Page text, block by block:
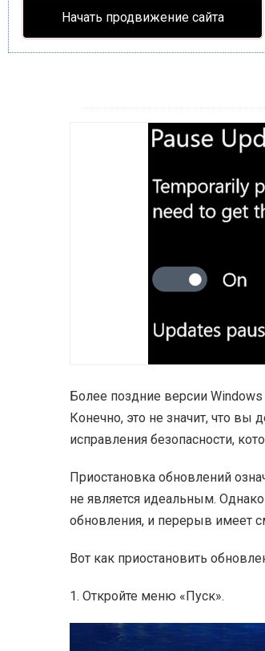
Начать продвижение сайта
Более поздние версии
Конечно, это не значит, что вы
исправления безопасности,
Приостановка обновлений
не является идеальным.
обновления, и перерыв имеет
Вот как приостановить
1. Откройте меню «Пуск».